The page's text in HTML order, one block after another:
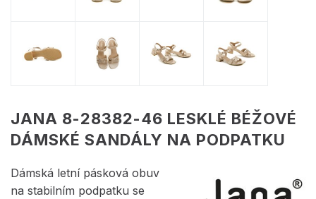
JANA 8-28382-46 LESKLÉ BÉŽOVÉ
DÁMSKÉ SANDÁLY NA PODPATKU
Dámská letní pásková obuv
na stabilním podpatku se